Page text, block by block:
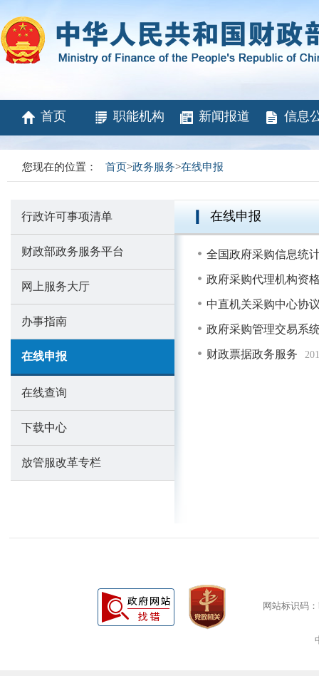
首页 职能机构 新闻报道 信息
您现在的位置： 首页>政务服务>在线申报
行政许可事项清单
财政部政务服务平台
网上服务大厅
办事指南
在线申报
在线查询
下载中心
放管服改革专栏
在线申报
全国政府采购信息统
政府采购代理机构资
中直机关采购中心协
政府采购管理交易系
财政票据政务服务
网站标识码